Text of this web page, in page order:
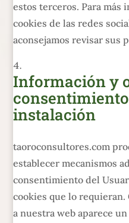
estos terceros. Para más
cookies de las redes
aconsejamos revisar sus
Información y
instalación
taoroconsultores.com
establecer mecanismos
consentimiento del
cookies que lo requieran.
a nuestra web aparece